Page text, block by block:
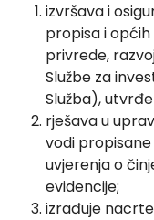
izvršava i
propisa i
privrede,
Službe za
Služba),
rješava u
vodi propisane
uvjerenja o
evidencije;
izrađuje